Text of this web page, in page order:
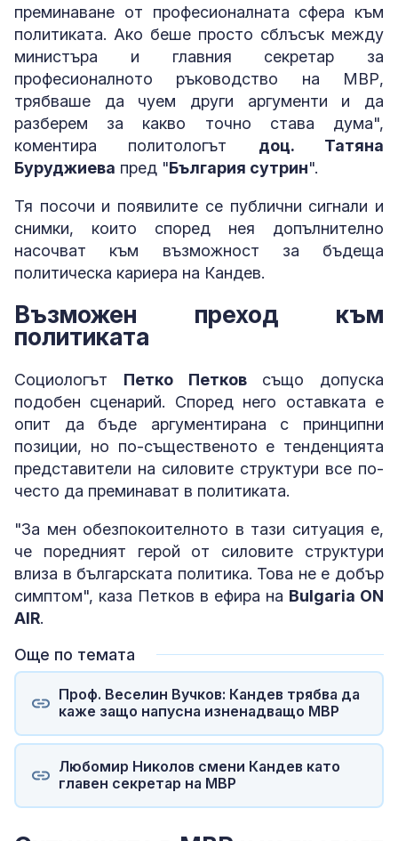
преминаване от професионалната сфера към
политиката. Ако беше просто сблъсък между
министъра и главния секретар за
професионалното ръководство на МВР,
трябваше да чуем други аргументи и да
разберем за какво точно става дума",
коментира политологът доц. Татяна
Буруджиева пред "България сутрин".
Тя посочи и появилите се публични сигнали и
снимки, които според нея допълнително
насочват към възможност за бъдеща
политическа кариера на Кандев.
Възможен преход към
политиката
Социологът Петко Петковсъщо допуска
подобен сценарий. Според него оставката е
опит да бъде аргументирана с принципни
позиции, но по-същественото е тенденцията
представители на силовите структури все по-
често да преминават в политиката.
"За мен обезпокоителното в тази ситуация е,
че поредният герой от силовите структури
влиза в българската политика. Това не е добър
симптом", каза Петков в ефира на Bulgaria ON
AIR.
Още по темата
Проф. Веселин Вучков: Кандев трябва да
каже защо напусна изненадващо МВР
Любомир Николов смени Кандев като
главен секретар на МВР